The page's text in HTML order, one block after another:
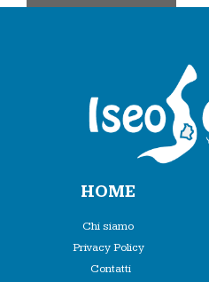
HOME
Chi siamo
Privacy Policy
Contatti